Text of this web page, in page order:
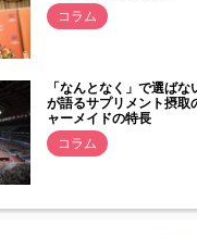
コラム
「なんとなく」で選ば
が語るサプリメント摂取
ャーメイドの特長
コラム